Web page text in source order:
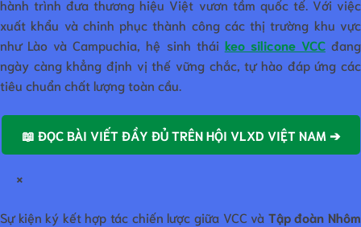
hành trình đưa thương hiệu Việt vươn tầm quốc tế. Với việc
xuất khẩu và chinh phục thành công các thị trường khu vực
như Lào và Campuchia, hệ sinh thái keo silicone VCCđang
ngày càng khẳng định vị thế vững chắc, tự hào đáp ứng các
tiêu chuẩn chất lượng toàn cầu.
📖 ĐỌC BÀI VIẾT ĐẦY ĐỦ TRÊN HỘI VLXD VIỆT NAM ➔
×
Sự kiện ký kết hợp tác chiến lược giữa VCC và Tập đoàn Nhôm